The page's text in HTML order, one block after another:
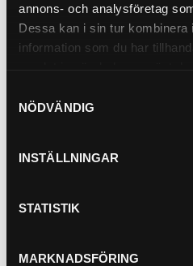
annons- och analysföretag
Dessa kan i sin tur kombinera
information som du har
NÖDVÄNDIG
INSTÄLLNINGAR
STATISTIK
MARKNADSFÖRING